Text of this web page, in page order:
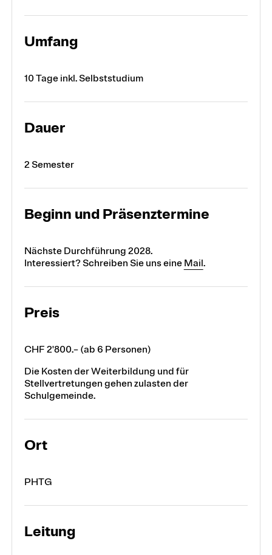
Umfang
10 Tage inkl. Selbststudium
Dauer
2 Semester
Beginn und Präsenztermine
Nächste Durchführung 2028.
Interessiert? Schreiben Sie uns eine Mail.
Preis
CHF 2'800.– (ab 6 Personen)
Die Kosten der Weiterbildung und für
Stellvertretungen gehen zulasten der
Schulgemeinde.
Ort
PHTG
Leitung